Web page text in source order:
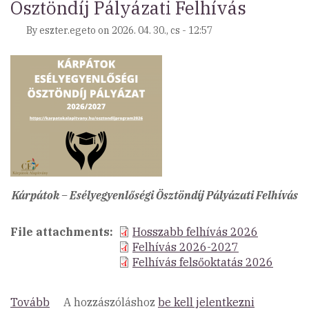
részére)
Ösztöndíj Pályázati Felhívás
Byeszter.egeto on 2026. 04. 30., cs - 12:57
Kárpátok – Esélyegyenlőségi Ösztöndíj Pályázati Felhívás
File attachments
Hosszabb felhívás 2026
Felhívás 2026-2027
Felhívás felsőoktatás 2026
Tovább (Kárpátok
A hozzászóláshoz be kell jelentkezni